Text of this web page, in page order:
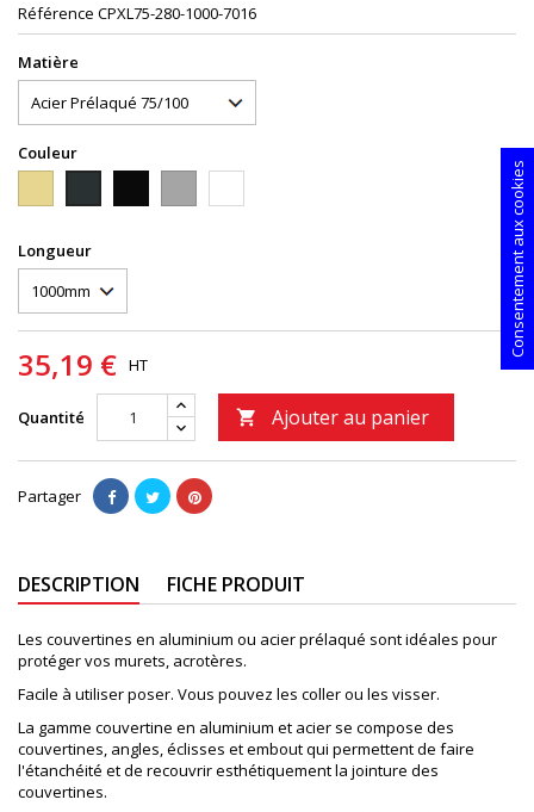
Référence CPXL75-280-1000-7016
Matière
Couleur
Longueur
35,19 € HT
Quantité  Ajouter au panier
Partager
DESCRIPTION FICHE PRODUIT
Les couvertines en aluminium ou acier prélaqué sont idéales pour
protéger vos murets, acrotères.
Facile à utiliser poser. Vous pouvez les coller ou les visser.
La gamme couvertine en aluminium et acier se compose des
couvertines, angles, éclisses et embout qui permettent de faire
l'étanchéité et de recouvrir esthétiquement la jointure des
couvertines.
Consentement aux cookies